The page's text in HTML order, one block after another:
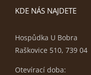
KDE NÁS NAJDETE
Hospůdka U Bobra
Raškovice 510, 739 04
Otevírací doba: